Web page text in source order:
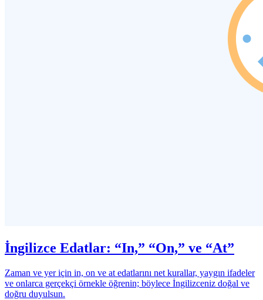
İngilizce Edatlar: “In,” “On,” ve “At”
Zaman ve yer için in, on ve at edatlarını net kurallar, yaygın ifadeler
ve onlarca gerçekçi örnekle öğrenin; böylece İngilizceniz doğal ve
doğru duyulsun.